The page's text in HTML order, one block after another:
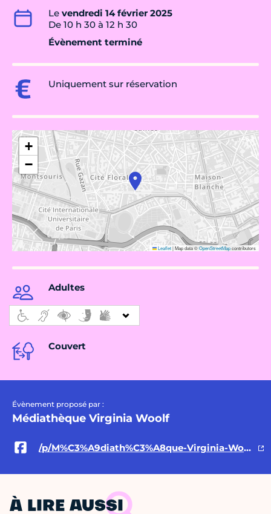
Le vendredi 14 février 2025
De 10 h 30 à 12 h 30
Évènement terminé
Uniquement sur réservation
+
−
Leaflet|Map data ©OpenStreetMapcontributors
Adultes
Couvert
Évènement proposé par :
Médiathèque Virginia Woolf
/p/M%C3%A9diath%C3%A8que-Virginia-Woolf-100095232668975/
À LIRE AUSSI